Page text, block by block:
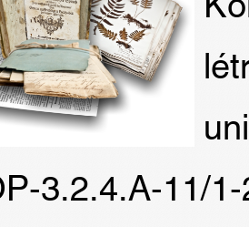
3.2.4.A-11/